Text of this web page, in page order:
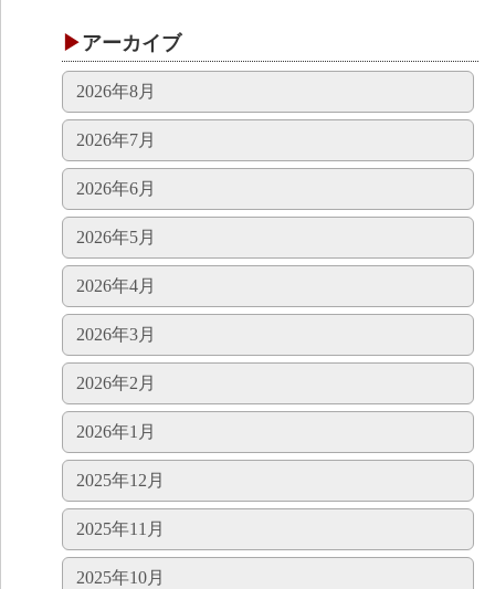
アーカイブ
2026年8月
2026年7月
2026年6月
2026年5月
2026年4月
2026年3月
2026年2月
2026年1月
2025年12月
2025年11月
2025年10月